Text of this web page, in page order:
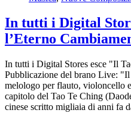
In tutti i Digital
l’Eterno
In tutti i Digital Stores esce "Il
Pubblicazione del brano Live:
melologo per flauto, violoncello
capitolo del Tao Te Ching
cinese scritto migliaia di anni fa